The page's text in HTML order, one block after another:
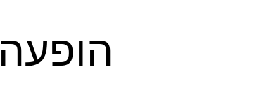
הופעה 21 פארק הירקון